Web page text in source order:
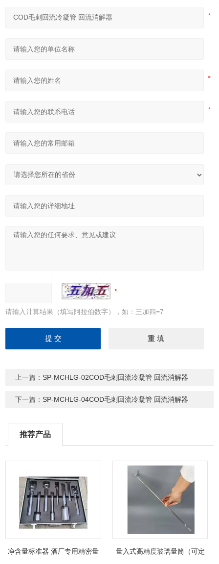
请输入计算结果（填写阿拉伯数字），如：三加四=7
上一篇： SP-MCHLG-02COD毛刺回流冷凝管 回流消解器
下一篇： SP-MCHLG-04COD毛刺回流冷凝管 回流消解器
推荐产品
净含量标准器 酒厂专用精密量
量入式高精度玻璃量筒（可定